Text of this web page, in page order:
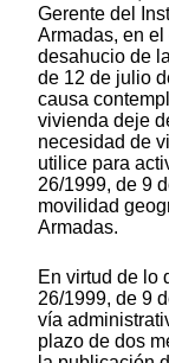
Gerente del
Armadas, en
desahucio de
de 12 de julio
causa
vivienda deje
necesidad de
utilice para
26/1999, de 9
movilidad
Armadas.
En virtud de lo
26/1999, de 9
vía
plazo de dos